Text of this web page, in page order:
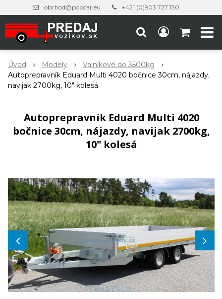
obchod@popcar.eu +421 (0)903 727 130
Úvod Modely
Valníkové do 3500kg
Autoprepravník Eduard Multi 4020 bočnice 30cm, nájazdy,
navijak 2700kg, 10" kolesá
Autoprepravník Eduard Multi 4020
bočnice 30cm, nájazdy, navijak 2700kg,
10" kolesá